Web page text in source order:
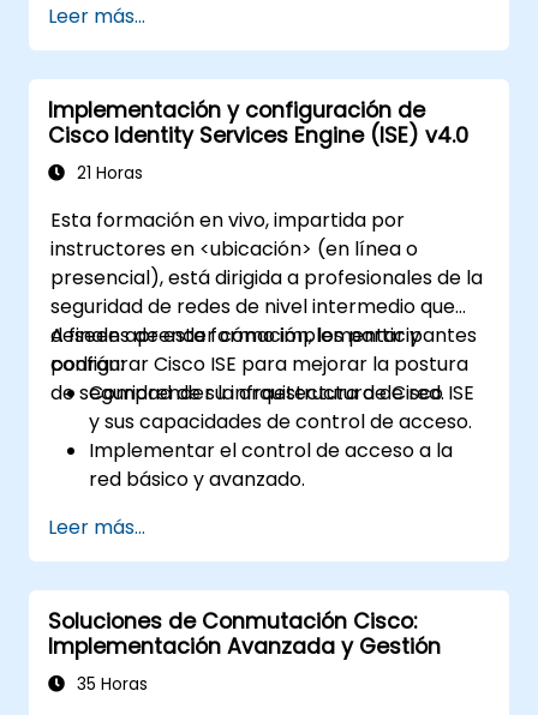
red para identificar y clasificar los
dispositivos conectados.
Gestionar la autorización y el control de
acceso.
Configurar políticas de postura, acciones
de remediación y módulos de
Leer más...
Implementación y configuración de
Cisco Identity Services Engine (ISE) v4.0
21 Horas
Esta formación en vivo, impartida por
instructores en <ubicación> (en línea o
presencial), está dirigida a profesionales de la
seguridad de redes de nivel intermedio que
deseen aprender cómo implementar y
configurar Cisco ISE para mejorar la postura
de seguridad de su infraestructura de red.
A finales de esta formación, los participantes
podrán:
Comprender la arquitectura de Cisco ISE
y sus capacidades de control de acceso.
Implementar el control de acceso a la
red básico y avanzado.
administración de dispositivos,
autorización de comandos y control de
acceso basado en roles.
Leer más...
Soluciones de Conmutación Cisco:
Implementación Avanzada y Gestión
35 Horas